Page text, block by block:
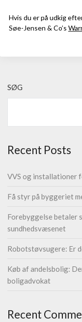
Hvis du er på udkig
Søe-Jensen & Co’s
SØG
Recent Posts
VVS og installationer
Få styr på byggeriet
Forebyggelse betaler
sundhedsvæsenet
Robotstøvsugere: Er
Køb af andelsbolig:
boligadvokat
Recent